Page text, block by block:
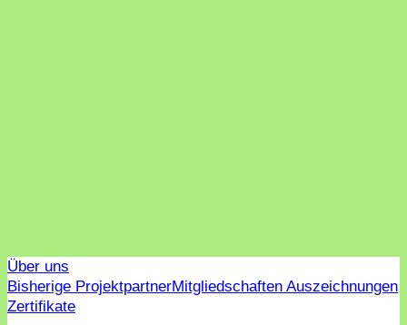
Über uns
Bisherige ProjektpartnerMitgliedschaften Auszeichnungen
Zertifikate